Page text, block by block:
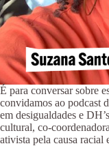
É para conversar sobre
convidamos ao podcast
em desigualdades e
cultural, co-
ativista pela causa racial